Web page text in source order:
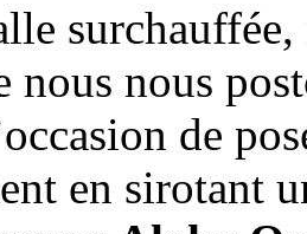
nous nous
de
en sirotant